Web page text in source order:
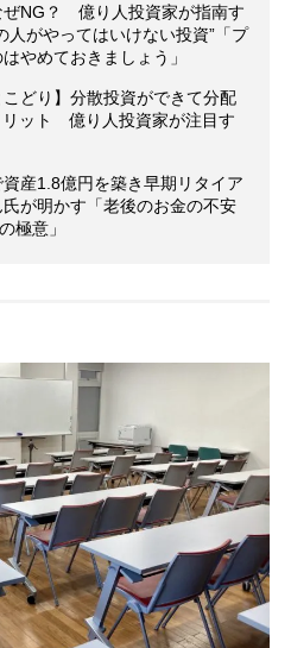
ぜNG？ 億り人投資家が指南す
人がやってはいけない投資”「プ
やめておきましょう」
こどり】分散投資ができて分配
ット 億り人投資家が注目す
産1.8億円を築き早期リタイア
が明かす「老後のお金の不安
極意」